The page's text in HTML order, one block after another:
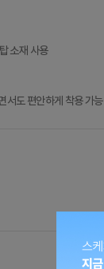
소재 사용
서도 편안하게 착용 가능